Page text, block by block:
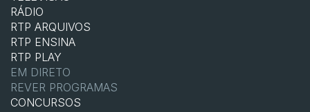
RÁDIO
RTP ARQUIVOS
RTP ENSINA
RTP PLAY
EM DIRETO
REVER PROGRAMAS
CONCURSOS